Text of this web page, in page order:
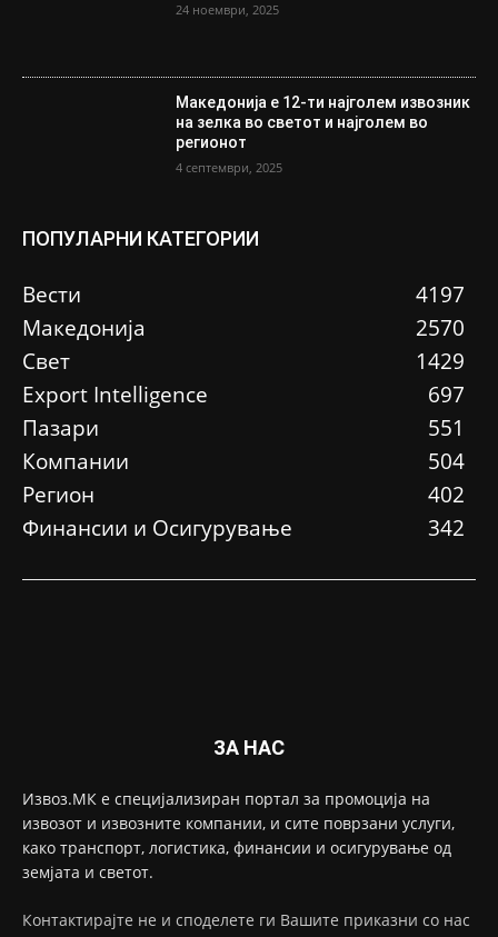
24 ноември, 2025
Македонија е 12-ти најголем извозник
на зелка во светот и најголем во
регионот
4 септември, 2025
ПОПУЛАРНИ КАТЕГОРИИ
Вести
4197
Македонија
2570
Свет
1429
Еxport Intelligence
697
Пазари
551
Компании
504
Регион
402
Финансии и Осигурување
342
ЗА НАС
Извоз.МК е специјализиран портал за промоција на
извозот и извозните компании, и сите поврзани услуги,
како транспорт, логистика, финансии и осигурување од
земјата и светот.
Контактирајте не и споделете ги Вашите приказни со нас